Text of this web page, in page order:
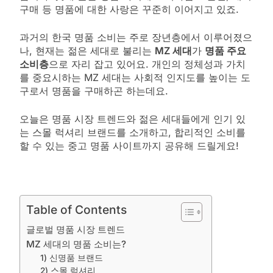
구매 등 명품에 대한 사랑은 꾸준히 이어지고 있죠.
과거의 한국 명품 소비는 주로 장년층에서 이루어졌으
나, 현재는 젊은 세대로 불리는 MZ 세대가 명품 주요
소비층으로 자리 잡고 있어요. 개인의 정체성과 가치
를 중요시하는 MZ 세대는 사회적 인지도를 높이는 도
구로서 명품을 구매하곤 하는데요.
오늘은 명품 시장 트렌드와 젊은 세대들에게 인기 있
는 스몰 럭셔리 브랜드를 소개하고, 합리적인 소비를
할 수 있는 중고 명품 사이트까지 공유해 드릴게요!
Table of Contents
글로벌 명품 시장 트렌드
MZ 세대의 명품 소비는?
1) 신명품 브랜드
2) 스몰 럭셔리